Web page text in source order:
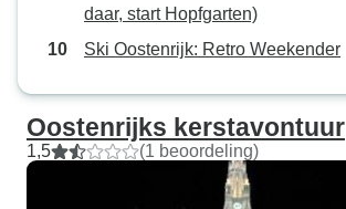
daar, start Hopfgarten)
Ski Oostenrijk: Retro Weekender
Oostenrijks kerstavontuur
1,5 (1 beoordeling)